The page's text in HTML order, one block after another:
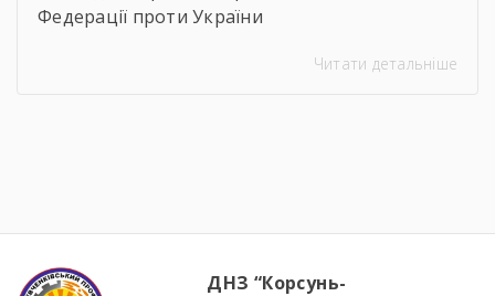
Федерації проти України
Читати детальніше
ДНЗ “Корсунь-